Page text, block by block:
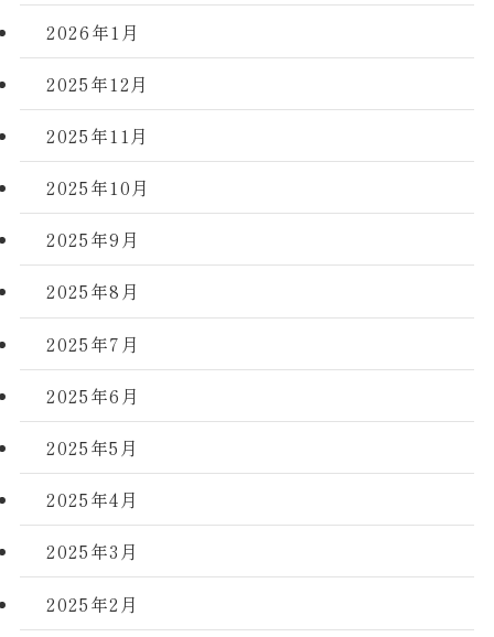
2026年1月
2025年12月
2025年11月
2025年10月
2025年9月
2025年8月
2025年7月
2025年6月
2025年5月
2025年4月
2025年3月
2025年2月